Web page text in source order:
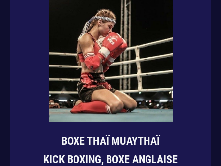
BOXE THAÏ MUAYTHAÏ
KICK BOXING, BOXE ANGLAISE